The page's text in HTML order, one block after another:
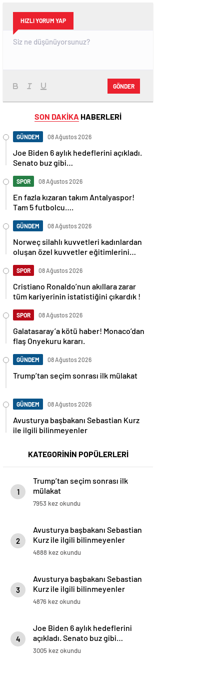
HIZLI YORUM YAP
GÖNDER
SON DAKİKA HABERLERİ
GÜNDEM 08 Ağustos 2026
Joe Biden 6 aylık hedeflerini açıkladı.
Senato buz gibi…
SPOR 08 Ağustos 2026
En fazla kızaran takım Antalyaspor!
Tam 5 futbolcu….
GÜNDEM 08 Ağustos 2026
Norweç silahlı kuvvetleri kadınlardan
oluşan özel kuvvetler eğitimlerini
SPOR 08 Ağustos 2026
Cristiano Ronaldo’nun akıllara zarar
tüm kariyerinin istatistiğini çıkardık !
SPOR 08 Ağustos 2026
Galatasaray’a kötü haber! Monaco’dan
flaş Onyekuru kararı.
GÜNDEM 08 Ağustos 2026
Trump’tan seçim sonrası ilk mülakat
GÜNDEM 08 Ağustos 2026
Avusturya başbakanı Sebastian Kurz
ile ilgili bilinmeyenler
KATEGORİNİN POPÜLERLERİ
1
Trump’tan seçim sonrası ilk
mülakat
7953 kez okundu
2
Avusturya başbakanı Sebastian
Kurz ile ilgili bilinmeyenler
4888 kez okundu
3
Avusturya başbakanı Sebastian
Kurz ile ilgili bilinmeyenler
4876 kez okundu
4
Joe Biden 6 aylık hedeflerini
açıkladı. Senato buz gibi…
3005 kez okundu